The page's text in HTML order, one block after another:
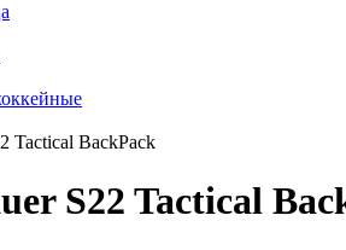
Tactical BackPack
S22 Tactical